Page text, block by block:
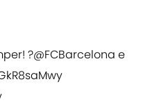
?@FCBarcelona e